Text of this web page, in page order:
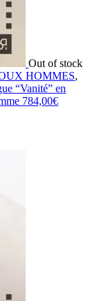
Out of stock
HOMMES,
“Vanité” en
784,00€